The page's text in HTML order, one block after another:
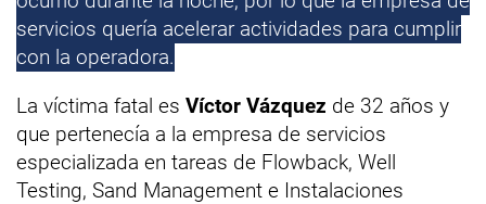
servicios quería acelerar actividades para cumplir
con la operadora.
La víctima fatal es Víctor Vázquez de 32 años y
que pertenecía a la empresa de servicios
especializada en tareas de Flowback, Well
Testing, Sand Management e Instalaciones